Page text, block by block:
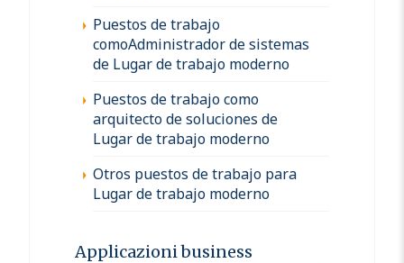
Puestos de trabajo
comoAdministrador de sistemas
de Lugar de trabajo moderno
Puestos de trabajo como
arquitecto de soluciones de
Lugar de trabajo moderno
Otros puestos de trabajo para
Lugar de trabajo moderno
Applicazioni business